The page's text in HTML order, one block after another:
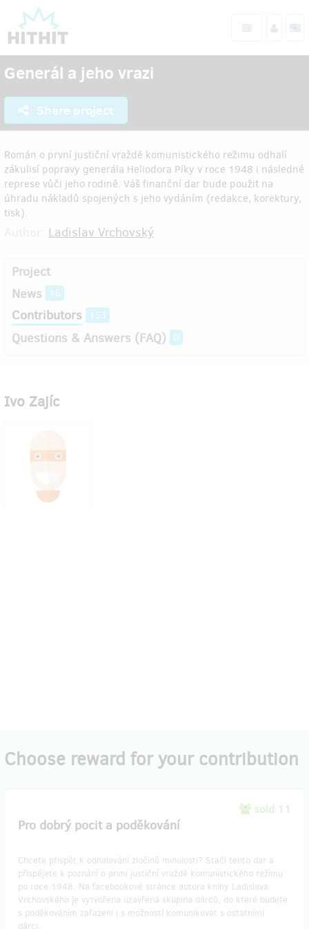
Generál a jeho vrazi
Share project
Román o první justiční vraždě komunistického režimu odhalí
zákulisí popravy generála Heliodora Píky v roce 1948 i následné
represe vůči jeho rodině. Váš finanční dar bude použit na
úhradu nákladů spojených s jeho vydáním (redakce, korektury,
tisk).
Ladislav Vrchovský
Project
News
16
Contributors 153
Questions & Answers (FAQ) 0
Ivo Zajíc
Choose reward for your contribution
sold 11
Pro dobrý pocit a poděkování
Chcete přispět k odhalování zločinů minulosti? Stačí tento dar a
přispějete k poznání o první justiční vraždě komunistického režimu
po roce 1948. Na facebookové stránce autora knihy Ladislava
Vrchovského je vytvořena uzavřená skupina dárců, do které budete
s poděkováním zařazeni i s možností komunikovat s ostatními
dárci.